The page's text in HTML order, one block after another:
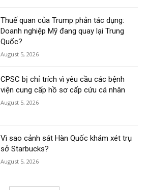
Thuế quan của Trump phản tác dụng:
Doanh nghiệp Mỹ đang quay lại Trung
Quốc?
August 5, 2026
CPSC bị chỉ trích vì yêu cầu các bệnh
viện cung cấp hồ sơ cấp cứu cá nhân
August 5, 2026
Vì sao cảnh sát Hàn Quốc khám xét trụ
sở Starbucks?
August 5, 2026